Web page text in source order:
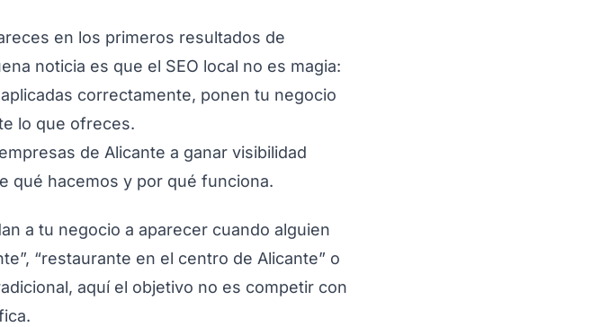
en los primeros resultados de
noticia es que el SEO local no es magia:
correctamente, ponen tu negocio
lo que ofreces.
de Alicante a ganar visibilidad
qué hacemos y por qué funciona.
a tu negocio a aparecer cuando alguien
“restaurante en el centro de Alicante” o
aquí el objetivo no es competir con